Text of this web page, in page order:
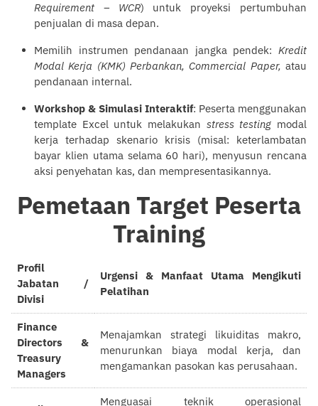
Requirement – WCR) untuk proyeksi pertumbuhan
penjualan di masa depan.
Memilih instrumen pendanaan jangka pendek: Kredit
Modal Kerja (KMK) Perbankan, Commercial Paper, atau
pendanaan internal.
Workshop & Simulasi Interaktif: Peserta menggunakan
template Excel untuk melakukan stress testing modal
kerja terhadap skenario krisis (misal: keterlambatan
bayar klien utama selama 60 hari), menyusun rencana
aksi penyehatan kas, dan mempresentasikannya.
Pemetaan Target Peserta
Training
Profil
Jabatan /
Divisi
Urgensi & Manfaat Utama Mengikuti
Pelatihan
Finance
Directors &
Treasury
Managers
Menajamkan strategi likuiditas makro,
menurunkan biaya modal kerja, dan
mengamankan pasokan kas perusahaan.
Menguasai teknik operasional